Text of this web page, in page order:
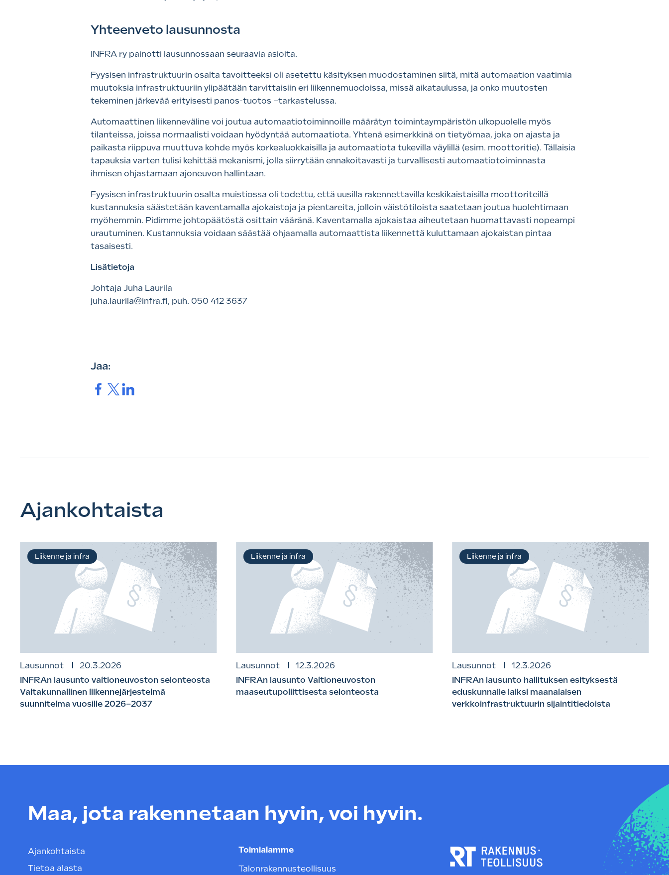
Yhteenveto lausunnosta
INFRA ry painotti lausunnossaan seuraavia asioita.
Fyysisen infrastruktuurin osalta tavoitteeksi oli asetettu käsityksen muodostaminen siitä, mitä automaation vaatimia
muutoksia infrastruktuuriin ylipäätään tarvittaisiin eri liikennemuodoissa, missä aikataulussa, ja onko muutosten
tekeminen järkevää erityisesti panos-tuotos –tarkastelussa.
Automaattinen liikenneväline voi joutua automaatiotoiminnoille määrätyn toimintaympäristön ulkopuolelle myös
tilanteissa, joissa normaalisti voidaan hyödyntää automaatiota. Yhtenä esimerkkinä on tietyömaa, joka on ajasta ja
paikasta riippuva muuttuva kohde myös korkealuokkaisilla ja automaatiota tukevilla väylillä (esim. moottoritie). Tällaisia
tapauksia varten tulisi kehittää mekanismi, jolla siirrytään ennakoitavasti ja turvallisesti automaatiotoiminnasta
ihmisen ohjastamaan ajoneuvon hallintaan.
Fyysisen infrastruktuurin osalta muistiossa oli todettu, että uusilla rakennettavilla keskikaistaisilla moottoriteillä
kustannuksia säästetään kaventamalla ajokaistoja ja pientareita, jolloin väistötiloista saatetaan joutua huolehtimaan
myöhemmin. Pidimme johtopäätöstä osittain vääränä. Kaventamalla ajokaistaa aiheutetaan huomattavasti nopeampi
urautuminen. Kustannuksia voidaan säästää ohjaamalla automaattista liikennettä kuluttamaan ajokaistan pintaa
tasaisesti.
Lisätietoja
Johtaja Juha Laurila
juha.laurila@infra.fi, puh. 050 412 3637
Jaa:
Jaa. Jaa.Jaa.
Ajankohtaista
Lausunnot
20.3.2026
INFRAn lausunto valtioneuvoston selonteosta
Valtakunnallinen liikennejärjestelmä
suunnitelma vuosille 2026–2037
Liikenne ja infra
Lausunnot
12.3.2026
INFRAn lausunto Valtioneuvoston
maaseutupoliittisesta selonteosta
Liikenne ja infra
Lausunnot
12.3.2026
INFRAn lausunto hallituksen esityksestä
eduskunnalle laiksi maanalaisen
verkkoinfrastruktuurin sijaintitiedoista
Liikenne ja infra
Maa, jota rakennetaan hyvin, voi hyvin.
Ajankohtaista
Tietoa alasta
Toimialamme
Talonrakennusteollisuus